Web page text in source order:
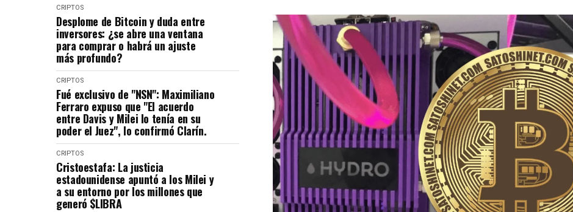
CRIPTOS
Desplome de Bitcoin y duda entre
inversores: ¿se abre una ventana
para comprar o habrá un ajuste
más profundo?
CRIPTOS
Fué exclusivo de "NSN": Maximiliano
Ferraro expuso que "El acuerdo
entre Davis y Milei lo tenía en su
poder el Juez", lo confirmó Clarín.
CRIPTOS
Cristoestafa: La justicia
estadounidense apuntó a los Milei y
a su entorno por los millones que
generó $LIBRA